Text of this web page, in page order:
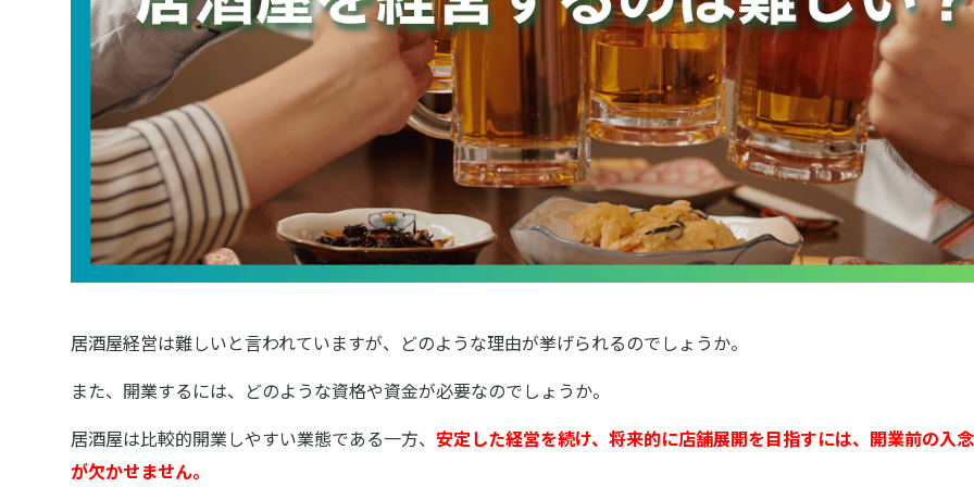
居酒屋経営は難しいと言われていますが、どのような理由が挙げられるのでしょうか。
また、開業するには、どのような資格や資金が必要なのでしょうか。
居酒屋は比較的開業しやすい業態である一方、安定した経営を続け、将来的に店舗展開を目指すには、開業前の入
が欠かせません。